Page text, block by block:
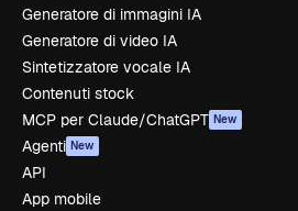
Generatore di immagini IA
Generatore di video IA
Sintetizzatore vocale IA
Contenuti stock
MCP per Claude/ChatGPT New
Agenti New
API
App mobile